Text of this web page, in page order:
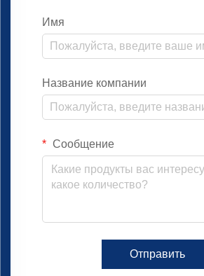
Имя
Название компании
Сообщение
Отправить